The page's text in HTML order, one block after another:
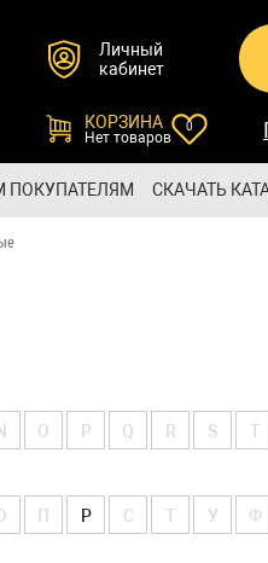
Личный
кабинет
КОРЗИНА
Нет товаров
0
ПОКУПАТЕЛЯМ СКАЧАТЬ
N O P Q R S T
П Р С Т У Ф